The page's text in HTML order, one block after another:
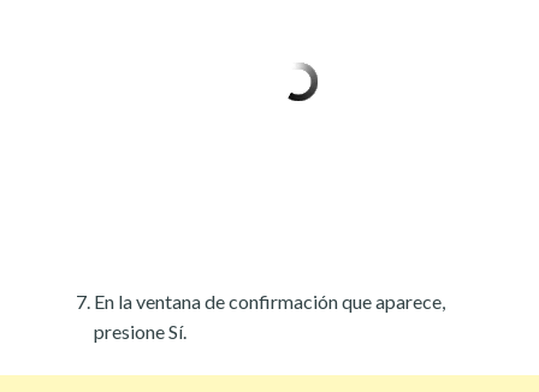
En la ventana de confirmación que aparece,
presione Sí.